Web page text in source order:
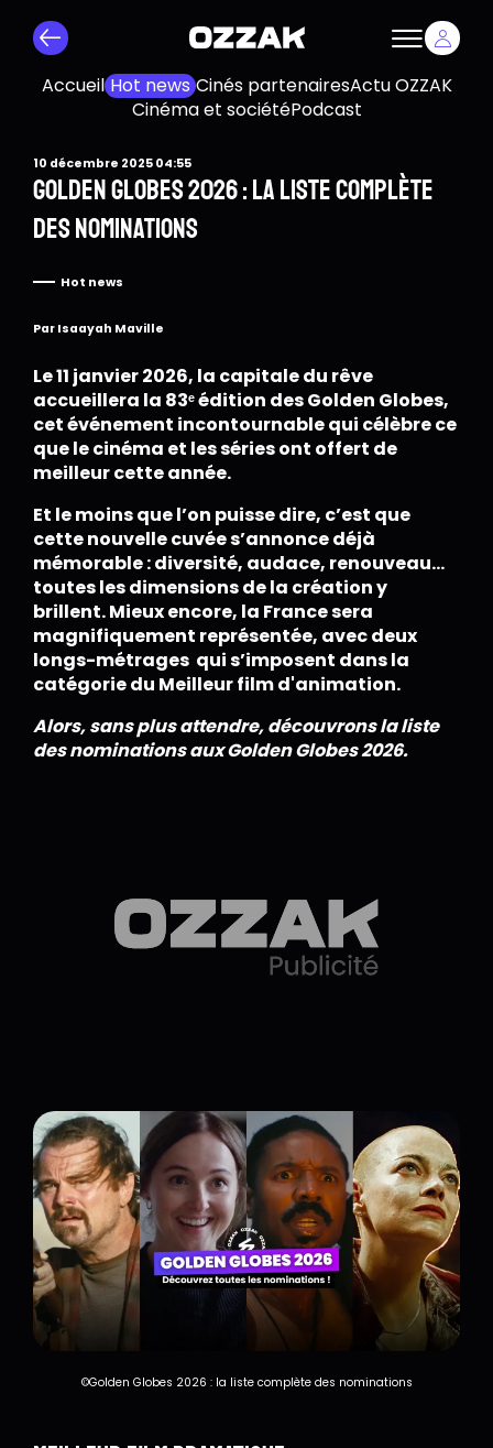
Accueil Hot news Cinés partenairesActu OZZAK
Cinéma et sociétéPodcast
10 décembre 2025 04:55
Golden Globes 2026 : la liste complète
des nominations
Hot news
Par Isaayah Maville
Le11 janvier 2026, la capitale du rêve
accueillera la 83ᵉ édition des Golden Globes,
cet événement incontournable qui célèbre ce
que le cinéma et les séries ont offert de
meilleur cette année.
Et le moins que l’on puisse dire, c’est que
cette nouvelle cuvée s’annonce déjà
mémorable : diversité, audace, renouveau…
toutes les dimensions de la création y
brillent. Mieux encore, la France sera
magnifiquement représentée, avec deux
longs-métrages qui s’imposent dans la
catégorie du Meilleur film d'animation.
Alors, sans plus attendre, découvrons la liste
des nominations aux Golden Globes 2026.
©Golden Globes 2026 : la liste complète des nominations